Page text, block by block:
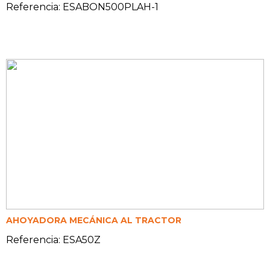
Referencia: ESABON500PLAH-1
AHOYADORA MECÁNICA AL TRACTOR
Referencia: ESA50Z